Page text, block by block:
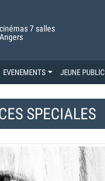
cinémas 7 salles
Angers
EVENEMENTS JEUNE PUBLIC
SPECIALES